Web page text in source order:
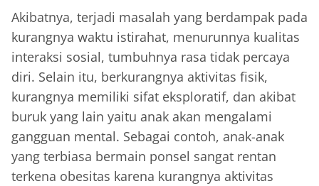
Akibatnya, terjadi masalah yang berdampak pada
kurangnya waktu istirahat, menurunnya kualitas
interaksi sosial, tumbuhnya rasa tidak percaya
diri. Selain itu, berkurangnya aktivitas fisik,
kurangnya memiliki sifat eksploratif, dan akibat
buruk yang lain yaitu anak akan mengalami
gangguan mental. Sebagai contoh, anak-anak
yang terbiasa bermain ponsel sangat rentan
terkena obesitas karena kurangnya aktivitas